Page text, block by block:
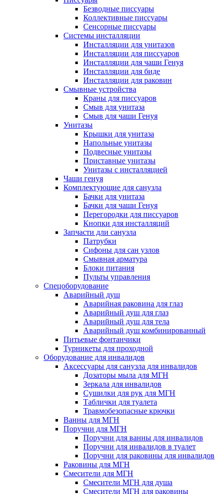
Безводные писсуары
Коллективные писсуары
Сенсорные писсуары
Системы инсталляции
Инсталляции для унитазов
Инсталляции для писсуаров
Инсталляции для чаши Генуя
Инсталляции для биде
Инсталляции для раковин
Смывные устройства
Краны для писсуаров
Смыв для унитаза
Смыв для чаши Генуя
Унитазы
Крышки для унитаза
Напольные унитазы
Подвесные унитазы
Приставные унитазы
Унитазы с инсталляцией
Чаши генуя
Комплектующие для санузла
Бачки для унитаза
Бачки для чаши Генуя
Перегородки для писсуаров
Кнопки для инсталляций
Запчасти дли санузла
Патрубки
Сифоны для сан узлов
Смывная арматура
Блоки питания
Пульты управления
Спецоборудование
Аварийный душ
Аварийная раковина для глаз
Аварийный душ для глаз
Аварийный душ для тела
Аварийный душ комбинированный
Питьевые фонтанчики
Турникеты для проходной
Оборудование для инвалидов
Аксессуары для санузла для инвалидов
Дозаторы мыла для МГН
Зеркала для инвалидов
Сушилки для рук для МГН
Таблички для туалета
Травмобезопасные крючки
Ванны для МГН
Поручни для МГН
Поручни для ванны для инвалидов
Поручни для инвалидов в туалет
Поручни для раковины для инвалидов
Раковины для МГН
Смесители для МГН
Смесители МГН для душа
Смесители МГН для раковины